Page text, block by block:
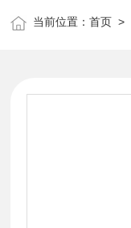
当前位置：首页 >